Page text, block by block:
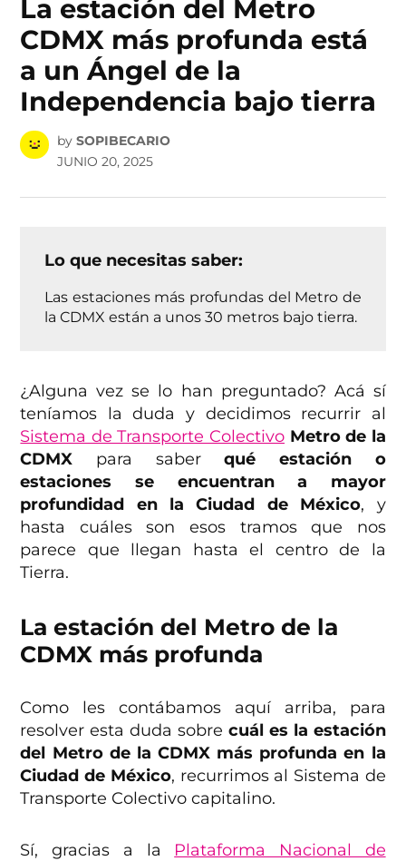
La estación del Metro
CDMX más profunda está
a un Ángel de la
Independencia bajo tierra
by SOPIBECARIO
JUNIO 20, 2025
Lo que necesitas saber:
Las estaciones más profundas del Metro de
la CDMX están a unos 30 metros bajo tierra.
¿Alguna vez se lo han preguntado? Acá sí
teníamos la duda y decidimos recurrir al
Sistema de Transporte Colectivo Metro de la
CDMX para saberqué estación o
estaciones se encuentran a mayor
profundidad en la Ciudad de México, y
hasta cuáles son esos tramos que nos
parece que llegan hasta el centro de la
Tierra.
La estación del Metro de la
CDMX más profunda
Como les contábamos aquí arriba, para
resolver esta duda sobre cuál es la estación
del Metro de la CDMX más profunda en la
Ciudad de México, recurrimos al Sistema de
Transporte Colectivo capitalino.
Sí, gracias a la Plataforma Nacional de